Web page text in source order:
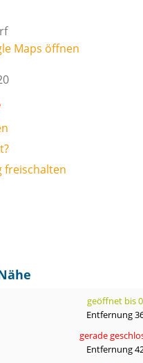
Maps öffnen
freischalten
geöffnet bis
Entfernung
gerade
Entfernung